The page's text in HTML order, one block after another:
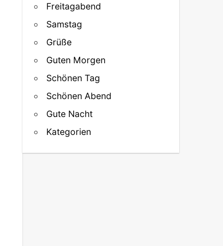
Freitagabend
Samstag
Grüße
Guten Morgen
Schönen Tag
Schönen Abend
Gute Nacht
Kategorien